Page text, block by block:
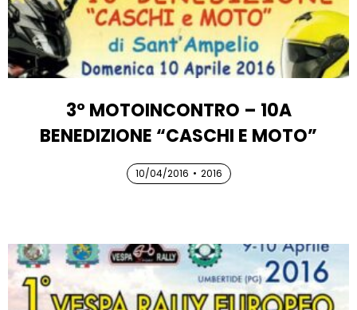
3° MOTOINCONTRO – 10A
BENEDIZIONE “CASCHI E MOTO”
10/04/2016 • 2016
10/04/2016